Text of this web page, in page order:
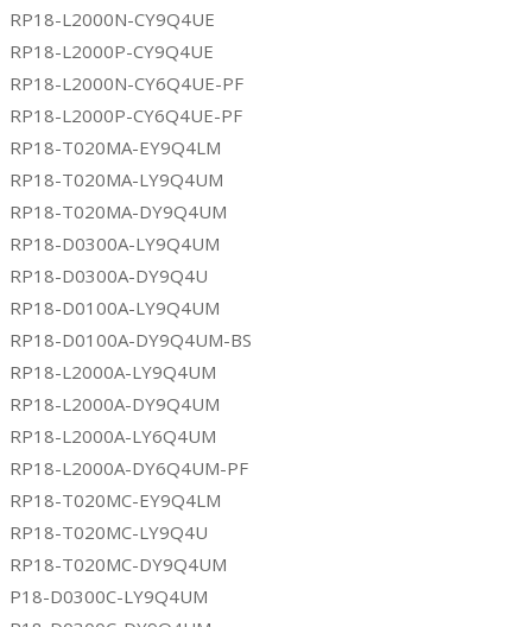
RP18-L2000N-CY9Q4UE
RP18-L2000P-CY9Q4UE
RP18-L2000N-CY6Q4UE-PF
RP18-L2000P-CY6Q4UE-PF
RP18-T020MA-EY9Q4LM
RP18-T020MA-LY9Q4UM
RP18-T020MA-DY9Q4UM
RP18-D0300A-LY9Q4UM
RP18-D0300A-DY9Q4U
RP18-D0100A-LY9Q4UM
RP18-D0100A-DY9Q4UM-BS
RP18-L2000A-LY9Q4UM
RP18-L2000A-DY9Q4UM
RP18-L2000A-LY6Q4UM
RP18-L2000A-DY6Q4UM-PF
RP18-T020MC-EY9Q4LM
RP18-T020MC-LY9Q4U
RP18-T020MC-DY9Q4UM
P18-D0300C-LY9Q4UM